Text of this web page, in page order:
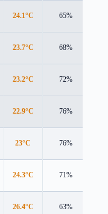
24.1°C 65%
23.7°C 68%
23.2°C 72%
22.9°C 76%
23°C 76%
24.3°C 71%
26.4°C 63%